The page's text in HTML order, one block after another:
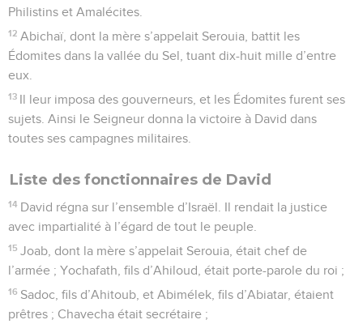
Philistins et Amalécites.
12 Abichaï, dont la mère s’appelait Serouia, battit les
Édomites dans la vallée du Sel, tuant dix-huit mille d’entre
eux.
13 Il leur imposa des gouverneurs, et les Édomites furent ses
sujets. Ainsi le Seigneur donna la victoire à David dans
toutes ses campagnes militaires.
Liste des fonctionnaires de David
14 David régna sur l’ensemble d’Israël. Il rendait la justice
avec impartialité à l’égard de tout le peuple.
15 Joab, dont la mère s’appelait Serouia, était chef de
l’armée ; Yochafath, fils d’Ahiloud, était porte-parole du roi ;
16 Sadoc, fils d’Ahitoub, et Abimélek, fils d’Abiatar, étaient
prêtres ; Chavecha était secrétaire ;